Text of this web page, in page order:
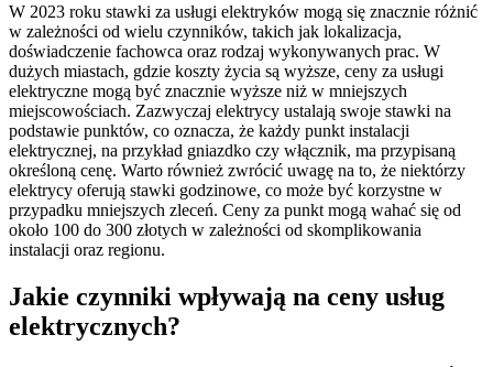
W 2023 roku stawki za usługi elektryków mogą się znacznie różnić
w zależności od wielu czynników, takich jak lokalizacja,
doświadczenie fachowca oraz rodzaj wykonywanych prac. W
dużych miastach, gdzie koszty życia są wyższe, ceny za usługi
elektryczne mogą być znacznie wyższe niż w mniejszych
miejscowościach. Zazwyczaj elektrycy ustalają swoje stawki na
podstawie punktów, co oznacza, że każdy punkt instalacji
elektrycznej, na przykład gniazdko czy włącznik, ma przypisaną
określoną cenę. Warto również zwrócić uwagę na to, że niektórzy
elektrycy oferują stawki godzinowe, co może być korzystne w
przypadku mniejszych zleceń. Ceny za punkt mogą wahać się od
około 100 do 300 złotych w zależności od skomplikowania
instalacji oraz regionu.
Jakie czynniki wpływają na ceny usług
elektrycznych?